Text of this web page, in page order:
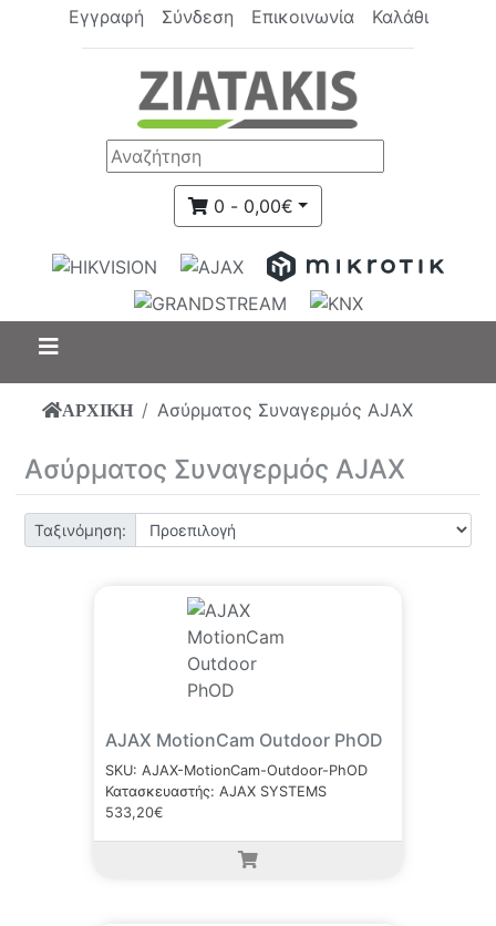
Εγγραφή Σύνδεση Επικοινωνία Καλάθι
0 - 0,00€
ΑΡΧΙΚΗ Ασύρματος Συναγερμός AJAX
Ασύρματος Συναγερμός AJAX
Ταξινόμηση:
AJAX MotionCam Outdoor PhOD
SKU: AJAX-MotionCam-Outdoor-PhOD
Κατασκευαστής: AJAX SYSTEMS
533,20€